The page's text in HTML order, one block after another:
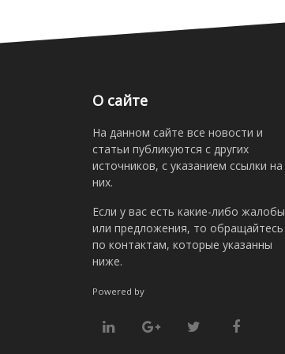
О сайте
На данном сайте все новости и
статьи публикуются с других
источников, с указанием ссылки на
них.
Если у вас есть какие-либо жалобы
или предложения, то обращайтесь
по контактам, которые указанны
ниже.
Powered by